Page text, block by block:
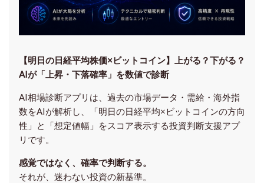
【明日の⽇経平均株価×ビットコイン】上がる？下がる？
AIが「上昇・下落確率」を数値で診断
AI相場診断アプリは、過去の市場データ・需給・海外指
数をAIが解析し、「明日の日経平均×ビットコインの方向
性」と「想定値幅」をスコア表示する投資判断支援アプ
リです。
感覚ではなく、確率で判断する。
それが、迷わない投資の新基準。